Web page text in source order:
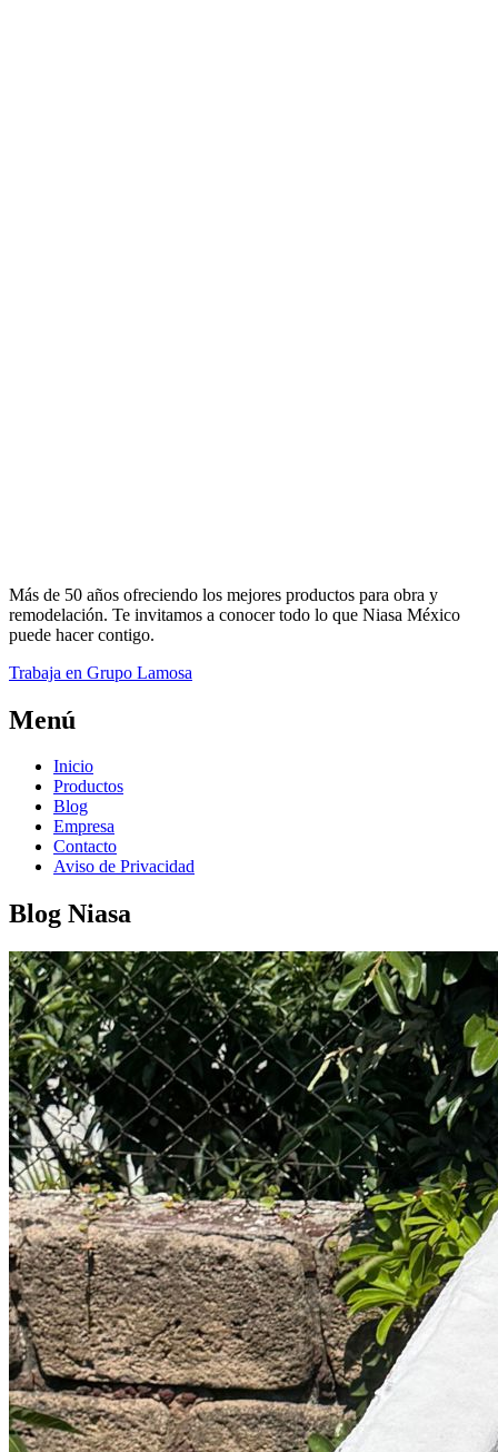
Más de 50 años ofreciendo los mejores productos para obra y
remodelación. Te invitamos a conocer todo lo que Niasa México
puede hacer contigo.
Trabaja en Grupo Lamosa
Menú
Inicio
Productos
Blog
Empresa
Contacto
Aviso de Privacidad
Blog Niasa